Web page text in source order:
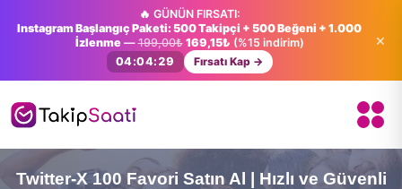
🔥 GÜNÜN FIRSATI:
Instagram Başlangıç Paketi: 500 Takipçi + 500 Beğeni + 1.000
İzlenme—199,00₺ 169,15₺ (%15 indirim)
04:04:28
Fırsatı Kap →
×
Twitter-X 100 Favori Satın Al | Hızlı ve Güvenli